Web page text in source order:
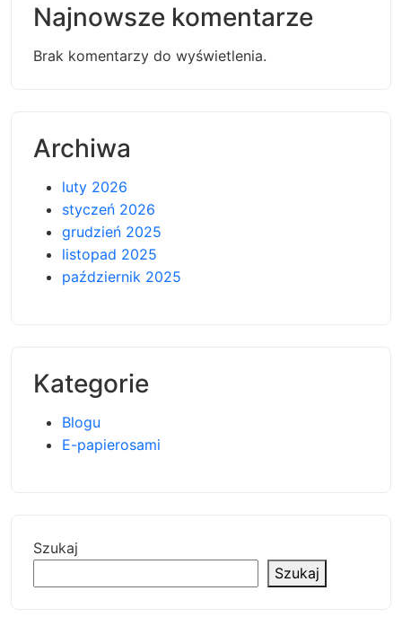
Najnowsze komentarze
Brak komentarzy do wyświetlenia.
Archiwa
luty 2026
styczeń 2026
grudzień 2025
listopad 2025
październik 2025
Kategorie
Blogu
E-papierosami
Szukaj
Szukaj